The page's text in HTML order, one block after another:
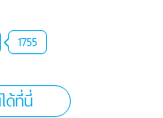
1755
ด้ที่นี่